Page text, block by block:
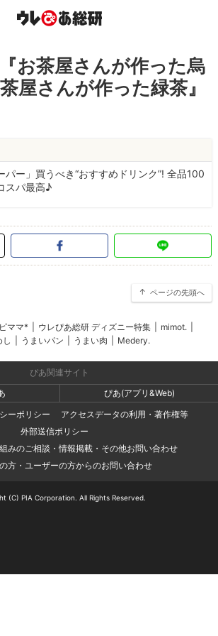
『お茶屋さんが作った烏
屋さんが作った緑茶』
パー」買うべき“おすすめドリンク”! 全品100
スパ最高♪
ページの先頭へ
ママ* ウレぴあ総研 ディズニー特集 mimot.
し
うまいパン うまい肉 Medery.
ぴあ関連サイト
ぴあ(アプリ&Web)
ーポリシー
アクセスデータの利用・著作権等
外部送信ポリシー
みのご相談・情報掲載・その他お問い合わせ
方・ユーザーの方からのお問い合わせ
(C) PIA Corporation. All Rights Reserved.